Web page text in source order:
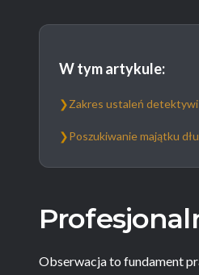
W tym artykule:
❯Zakres ustaleń
❯Poszukiwanie majątku
Obserwacja to fundament